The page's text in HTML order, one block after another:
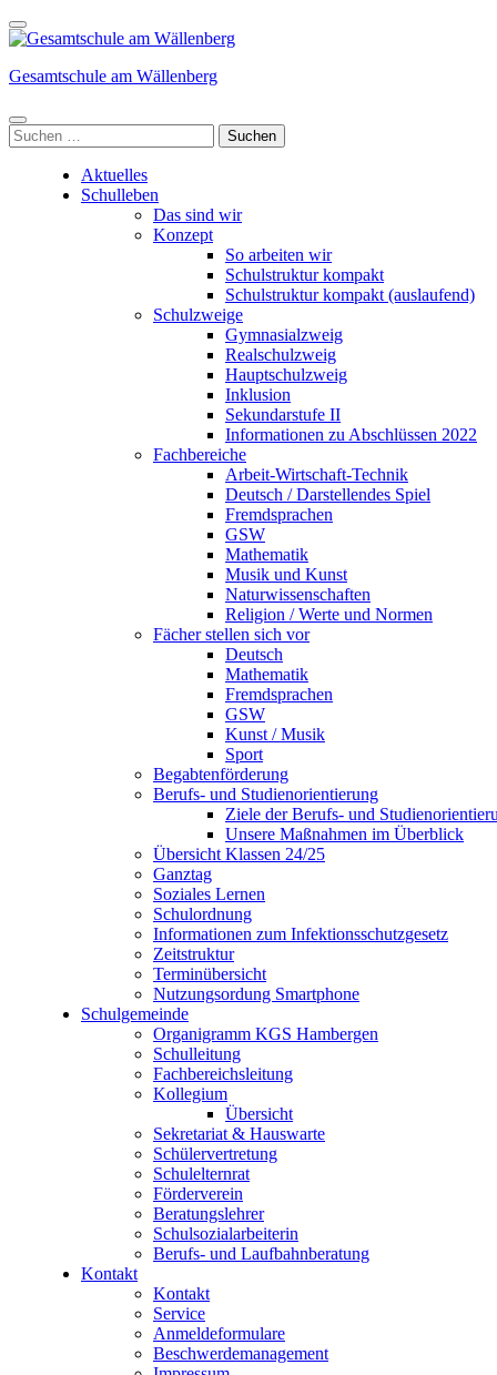
Zum
Inhalt
(Enter
Gesamtschule am Wällenberg
Suchen
nach:
Aktuelles
Schulleben
Das sind wir
Konzept
So arbeiten wir
Schulstruktur kompakt
Schulstruktur kompakt (auslaufend)
Schulzweige
Gymnasialzweig
Realschulzweig
Hauptschulzweig
Inklusion
Sekundarstufe II
Informationen zu Abschlüssen 2022
Fachbereiche
Arbeit-Wirtschaft-Technik
Deutsch / Darstellendes Spiel
Fremdsprachen
GSW
Mathematik
Musik und Kunst
Naturwissenschaften
Religion / Werte und Normen
Fächer stellen sich vor
Deutsch
Mathematik
Fremdsprachen
GSW
Kunst / Musik
Sport
Begabtenförderung
Berufs- und Studienorientierung
Ziele der Berufs- und
Unsere Maßnahmen im Überblick
Übersicht Klassen 24/25
Ganztag
Soziales Lernen
Schulordnung
Informationen zum Infektionsschutzgesetz
Zeitstruktur
Terminübersicht
Nutzungsordung Smartphone
Schulgemeinde
Organigramm KGS Hambergen
Schulleitung
Fachbereichsleitung
Kollegium
Übersicht
Sekretariat & Hauswarte
Schülervertretung
Schulelternrat
Förderverein
Beratungslehrer
Schulsozialarbeiterin
Berufs- und Laufbahnberatung
Kontakt
Kontakt
Service
Anmeldeformulare
Beschwerdemanagement